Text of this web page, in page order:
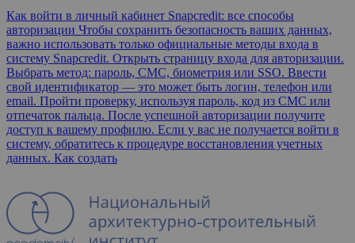
Как войти в личный кабинет Snapcredit: все способы
авторизации Чтобы сохранить безопасность ваших данных,
важно использовать только официальные методы входа в
систему Snapcredit. Открыть страницу входа для авторизации.
Выбрать метод: пароль, СМС, биометрия или SSO. Ввести
свой идентификатор — это может быть логин, телефон или
email. Пройти проверку, используя пароль, код из СМС или
отпечаток пальца. После успешной авторизации получите
доступ к вашему профилю. Если у вас не получается войти в
систему, обратитесь к процедуре восстановления учетных
данных. Как создать